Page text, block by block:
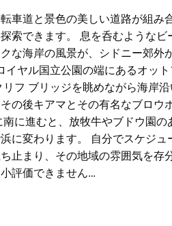
車道と景色の美しい道路が組み
索できます。 息を呑むような
な海岸の風景が、シドニー郊外
ヤル国立公園の端にあるオッ
リフ ブリッジを眺めながら海岸
の後キアマとその有名なブロウ
に進むと、放牧牛やブドウ園の
に変わります。 自分でスケジ
止まり、その地域の雰囲気を存
評価できません…
索できます。